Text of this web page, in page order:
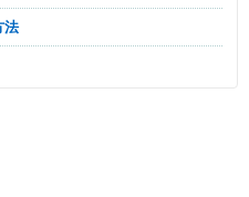
法